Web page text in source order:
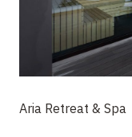
Aria Retreat & Spa